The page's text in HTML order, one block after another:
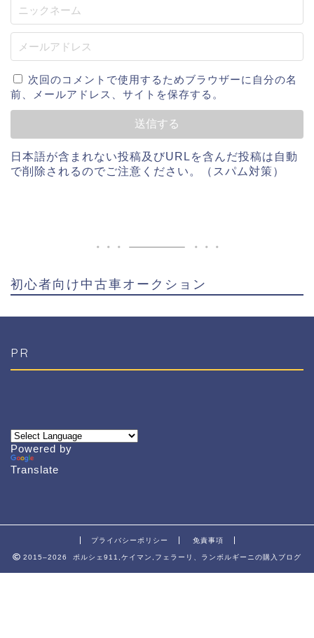
次回のコメントで使用するためブラウザーに自分の名
前、メールアドレス、サイトを保存する。
日本語が含まれない投稿及びURLを含んだ投稿は自動
で削除されるのでご注意ください。（スパム対策）
初心者向け中古車オークション
PR
Powered by
Translate
プライバシーポリシー 免責事項
2015–2026 ポルシェ911,ケイマン,フェラーリ、ランボルギーニの購入ブログ